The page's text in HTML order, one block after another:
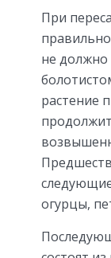
При
не должно
растение
огурцы,